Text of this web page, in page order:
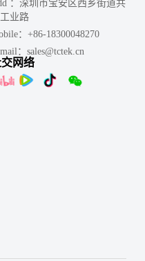
：深圳市宝安区西乡街道共
业路
：+86-18300048270
：sales@tctek.cn
网络